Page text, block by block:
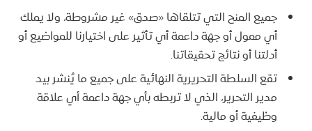
جميع المنح التي تتلقاها «صدق» غير مشروطة، ولا يملك
أي ممول أو جهة داعمة أي تأثير على اختيارنا للمواضيع أو
أدلتنا أو نتائج تحقيقاتنا.
تقع السلطة التحريرية النهائية على جميع ما يُنشر بيد
مدير التحرير، الذي لا تربطه بأي جهة داعمة أي علاقة
وظيفية أو مالية.